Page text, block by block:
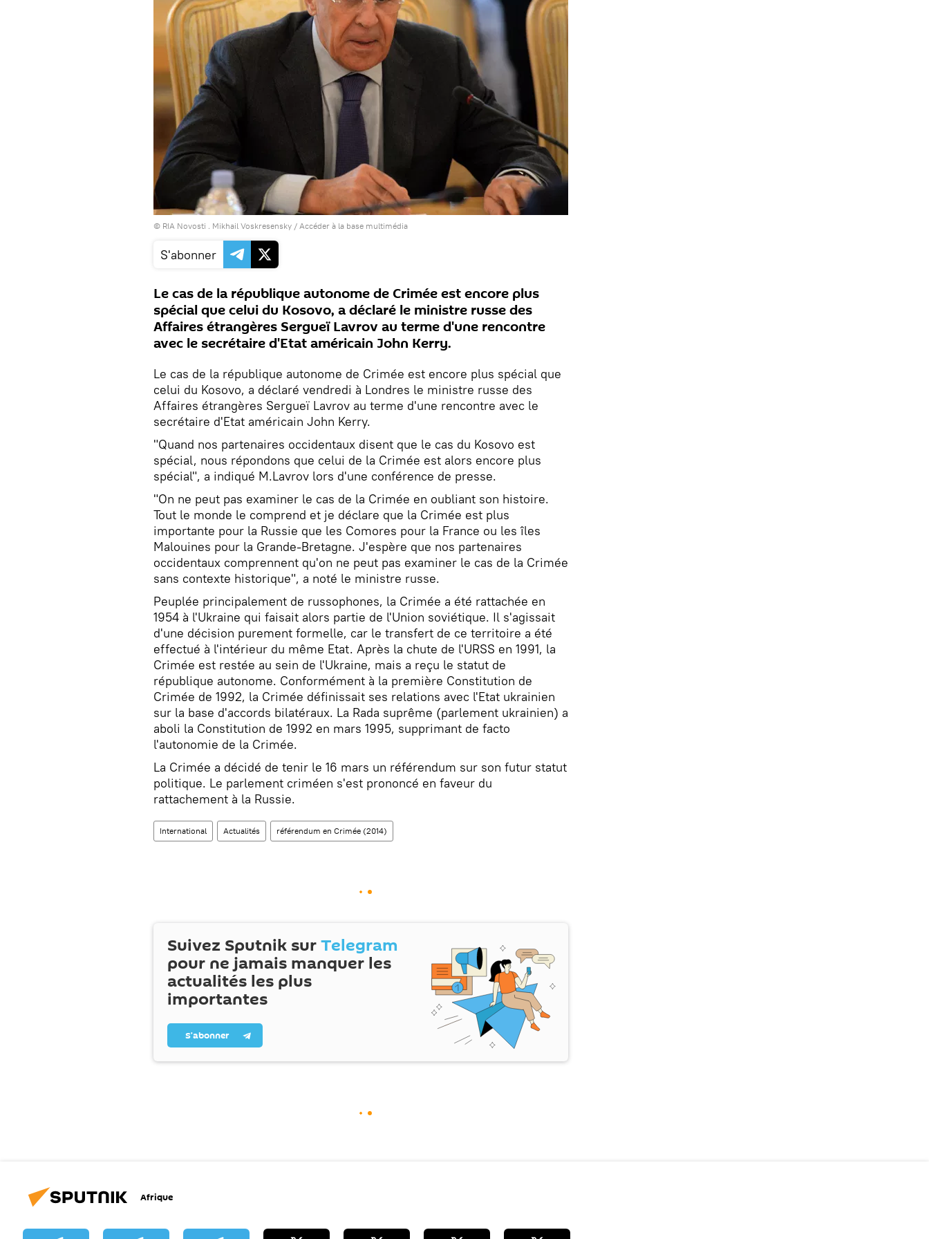
© RIA Novosti . Mikhail Voskresensky / Accéder à la base multimédia
S'abonner
Le cas de la république autonome de Crimée est encore plus
spécial que celui du Kosovo, a déclaré le ministre russe des
Affaires étrangères Sergueï Lavrov au terme d'une rencontre
avec le secrétaire d'Etat américain John Kerry.
Le cas de la république autonome de Crimée est encore plus spécial que
celui du Kosovo, a déclaré vendredi à Londres le ministre russe des
Affaires étrangères Sergueï Lavrov au terme d'une rencontre avec le
secrétaire d'Etat américain John Kerry.
"Quand nos partenaires occidentaux disent que le cas du Kosovo est
spécial, nous répondons que celui de la Crimée est alors encore plus
spécial", a indiqué M.Lavrov lors d'une conférence de presse.
"On ne peut pas examiner le cas de la Crimée en oubliant son histoire.
Tout le monde le comprend et je déclare que la Crimée est plus
importante pour la Russie que les Comores pour la France ou les îles
Malouines pour la Grande-Bretagne. J'espère que nos partenaires
occidentaux comprennent qu'on ne peut pas examiner le cas de la Crimée
sans contexte historique", a noté le ministre russe.
Peuplée principalement de russophones, la Crimée a été rattachée en
1954 à l'Ukraine qui faisait alors partie de l'Union soviétique. Il s'agissait
d'une décision purement formelle, car le transfert de ce territoire a été
effectué à l'intérieur du même Etat. Après la chute de l'URSS en 1991, la
Crimée est restée au sein de l'Ukraine, mais a reçu le statut de
république autonome. Conformément à la première Constitution de
Crimée de 1992, la Crimée définissait ses relations avec l'Etat ukrainien
sur la base d'accords bilatéraux. La Rada suprême (parlement ukrainien) a
aboli la Constitution de 1992 en mars 1995, supprimant de facto
l'autonomie de la Crimée.
La Crimée a décidé de tenir le 16 mars un référendum sur son futur statut
politique. Le parlement criméen s'est prononcé en faveur du
rattachement à la Russie.
International Actualités référendum en Crimée (2014)
Suivez Sputnik surTelegram
pour ne jamais manquer les
actualités les plus
importantes
S’abonner
Afrique